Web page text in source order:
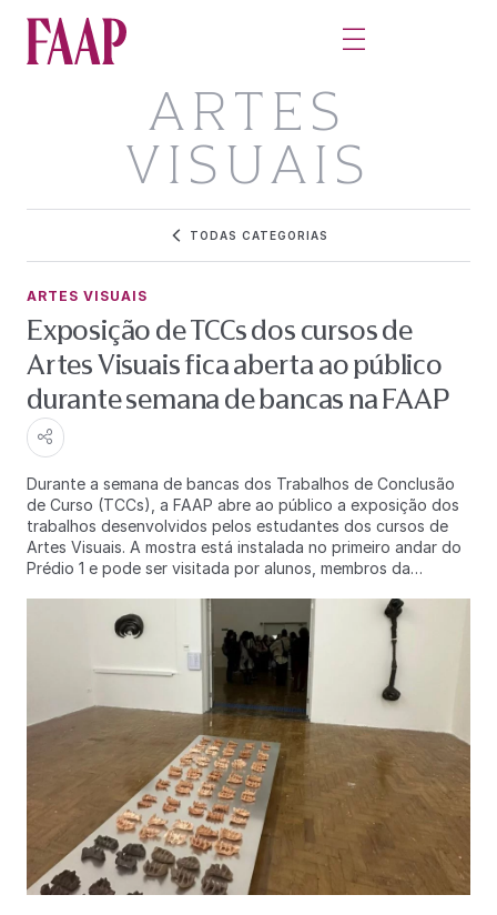
ARTES
VISUAIS
TODAS CATEGORIAS
ARTES VISUAIS
Exposição de TCCs dos cursos de
Artes Visuais fica aberta ao público
durante semana de bancas na FAAP
Durante a semana de bancas dos Trabalhos de Conclusão
de Curso (TCCs), a FAAP abre ao público a exposição dos
trabalhos desenvolvidos pelos estudantes dos cursos de
Artes Visuais. A mostra está instalada no primeiro andar do
Prédio 1 e pode ser visitada por alunos, membros da
apresentações. A exposição reúne trabalhos produzidos
como parte do processo de conclusão da graduação,
oferecendo ao público a oportunidade de conhecer
diferentes pesquisas, linguagens e práticas artísticas
desenvolvidas pelos estudantes. Além de acompanhar as
bancas, pessoas interessadas poderão percorrer a mostra e
entrar em contato com a produção contemporânea dos
formandos, em um panorama que reflete a diversidade de
investigações presentes nos cursos de Artes Visuais da